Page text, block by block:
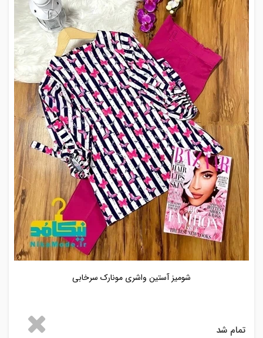
شومیز آستین واشری مونارک سرخابی
تمام شد